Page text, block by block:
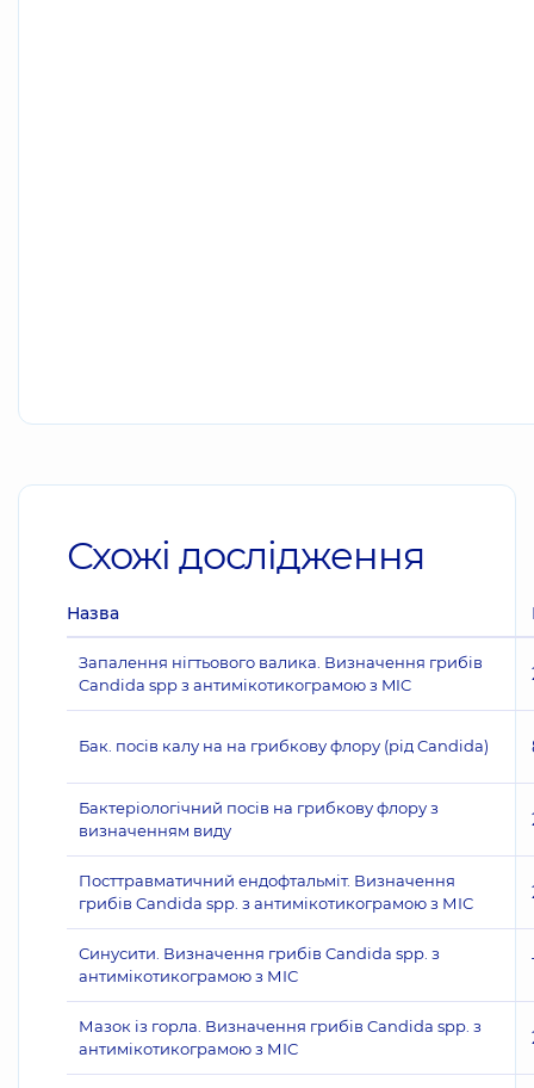
Схожі дослідження
Назва
Запалення нігтьового валика. Визначення грибів
Candida spp з антимікотикограмою з MIC
Бак. посів калу на на грибкову флору (рід Candida)
Бактеріологічний посів на грибкову флору з
визначенням виду
Посттравматичний ендофтальміт. Визначення
грибів Candida spp. з антимікотикограмою з МІС
Синусити. Визначення грибів Candida spp. з
антимікотикограмою з МІС
Мазок із горла. Визначення грибів Candida spp. з
антимікотикограмою з МІС